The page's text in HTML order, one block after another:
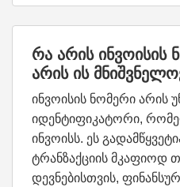
რა არის ინვოისის
არის ის
ინვოისის ნომერი არის
იდენტიფიკატორი,
ინვოისს. ეს
ტრანზაქციის მკაფიოდ
დევნებისთვის,